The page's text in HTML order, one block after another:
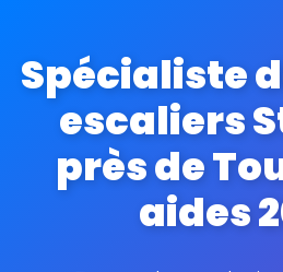
Spécialiste
escaliers
près de
aides